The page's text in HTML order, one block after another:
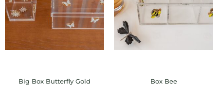
Big Box Butterfly Gold Box Bee